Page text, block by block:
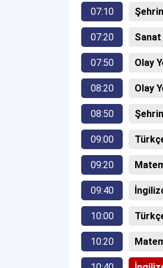
07:10
07:20 Sanat
07:50 Olay
08:20 Olay
08:50
09:00
09:20
09:40
10:00
10:20